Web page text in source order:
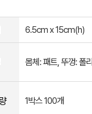
6.5cm x 15cm(h)
몸체: 패트, 뚜껑: 폴
1박스 100개